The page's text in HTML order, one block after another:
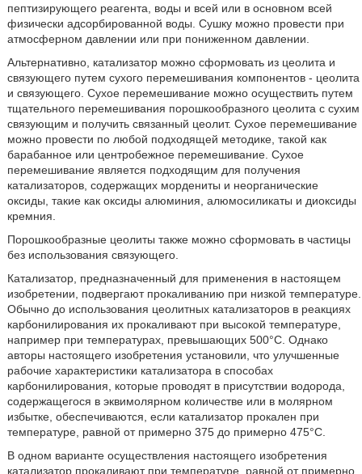
пептизирующего реагента, воды и всей или в основном всей
физически адсорбированной воды. Сушку можно провести при
атмосферном давлении или при пониженном давлении.
Альтернативно, катализатор можно сформовать из цеолита и
связующего путем сухого перемешивания компонентов - цеолита
и связующего. Сухое перемешивание можно осуществить путем
тщательного перемешивания порошкообразного цеолита с сухим
связующим и получить связанный цеолит. Сухое перемешивание
можно провести по любой подходящей методике, такой как
барабанное или центробежное перемешивание. Сухое
перемешивание является подходящим для получения
катализаторов, содержащих мордениты и неорганические
оксиды, такие как оксиды алюминия, алюмосиликаты и диоксиды
кремния.
Порошкообразные цеолиты также можно сформовать в частицы
без использования связующего.
Катализатор, предназначенный для применения в настоящем
изобретении, подвергают прокаливанию при низкой температуре.
Обычно до использования цеолитных катализаторов в реакциях
карбонилирования их прокаливают при высокой температуре,
например при температурах, превышающих 500°С. Однако
авторы настоящего изобретения установили, что улучшенные
рабочие характеристики катализатора в способах
карбонилирования, которые проводят в присутствии водорода,
содержащегося в эквимолярном количестве или в молярном
избытке, обеспечиваются, если катализатор прокален при
температуре, равной от примерно 375 до примерно 475°С.
В одном варианте осуществления настоящего изобретения
катализатор прокаливают при температуре, равной от примерно